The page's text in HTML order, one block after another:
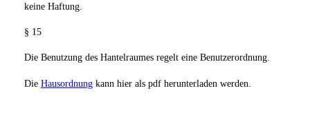
keine Haftung.
§ 15
Die Benutzung des Hantelraumes regelt eine Benutzerordnung.
Die Hausordnungkann hier als pdf herunterladen werden.